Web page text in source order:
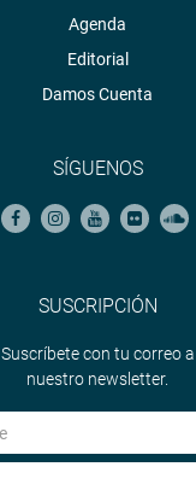
Agenda
Editorial
Damos Cuenta
SÍGUENOS
SUSCRIPCIÓN
Suscríbete con tu correo a
nuestro newsletter.